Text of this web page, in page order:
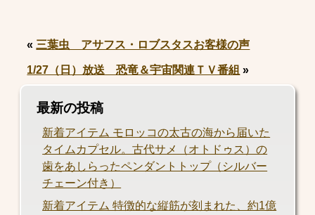
« 三葉虫 アサフス・ロブスタスお客様の声
1/27（日）放送 恐竜＆宇宙関連ＴＶ番組 »
最新の投稿
新着アイテム モロッコの太古の海から届いた
タイムカプセル。古代サメ（オトドゥス）の
歯をあしらったペンダントトップ（シルバー
チェーン付き）
新着アイテム 特徴的な縦筋が刻まれた、約1億